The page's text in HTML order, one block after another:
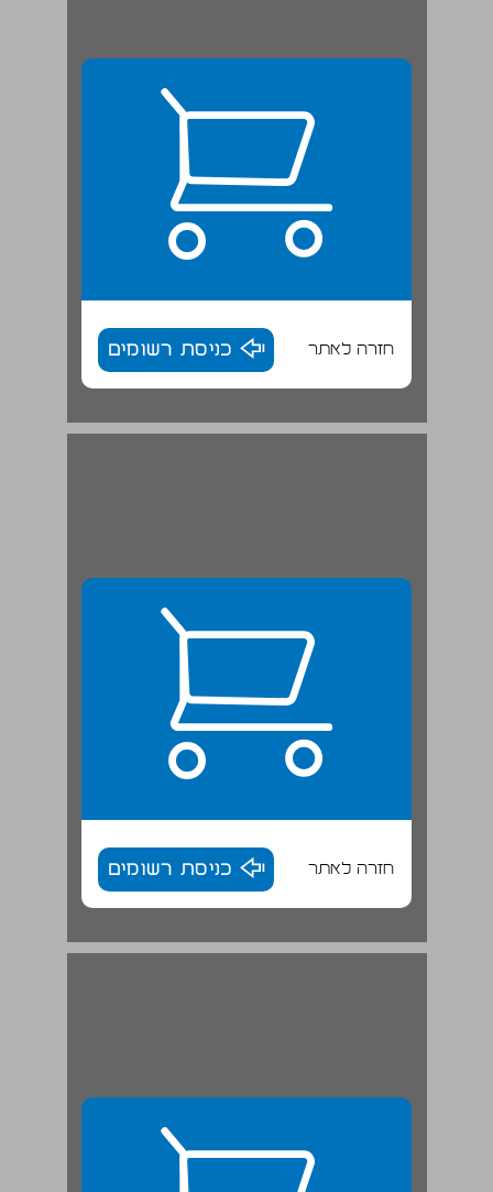
חזרה לאתר כניסת רשומים
1. רקע על שדרות והמועצה האזורית שער־הנגב ... 16
חזרה לאתר כניסת רשומים